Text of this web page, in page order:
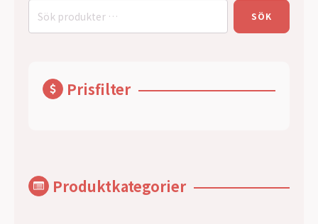
Sök
SÖK
Prisfilter
Produktkategorier